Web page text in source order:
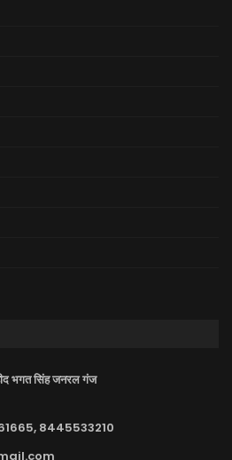
भगत सिंह जनरल गंज
8445533210